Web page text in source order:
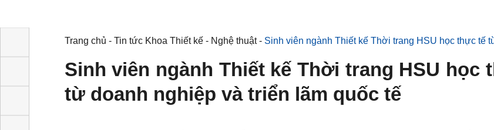
Trang chủ-Tin tức Khoa Thiết kế - Nghệ thuật-Sinh viên ngành Thiết kế Thời trang HSU
Sinh viên ngành Thiết kế Thời trang HSU
tế từ doanh nghiệp và triển lãm quốc tế